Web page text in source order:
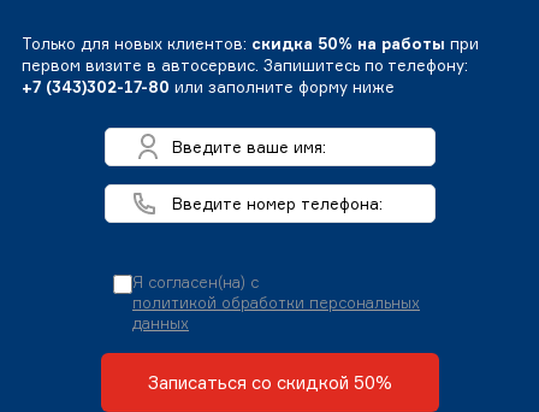
Только для новых клиентов: скидка 50% на работы при
первом визите в автосервис. Запишитесь по телефону:
+7 (343)302-17-80 или заполните форму ниже
Я согласен(на) с
политикой обработки персональных
данных
Записаться со скидкой 50%